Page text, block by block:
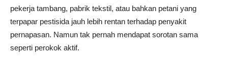
pekerja tambang, pabrik tekstil, atau bahkan petani yang
terpapar pestisida jauh lebih rentan terhadap penyakit
pernapasan. Namun tak pernah mendapat sorotan sama
seperti perokok aktif.